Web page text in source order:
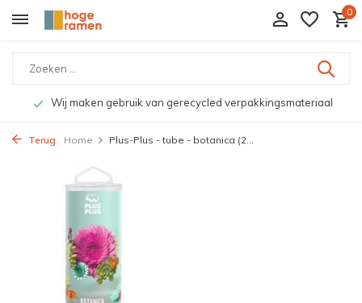
0
Wij maken gebruik van gerecycled verpakkingsmateriaal
Terug Home Plus-Plus - tube - botanica (2...